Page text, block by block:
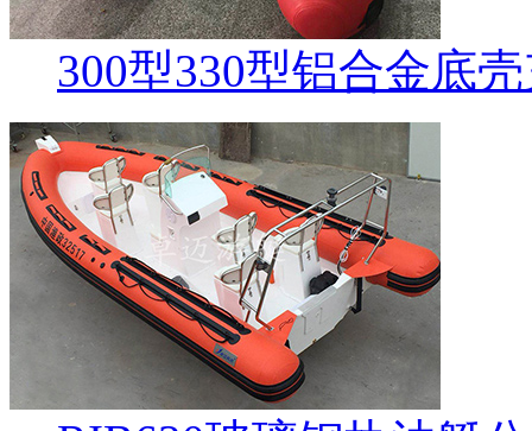
300型330型铝合金底